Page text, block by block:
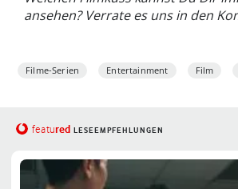
ansehen? Verrate es uns in den
Filme-Serien Entertainment Film
featured LESEEMPFEHLUNGEN